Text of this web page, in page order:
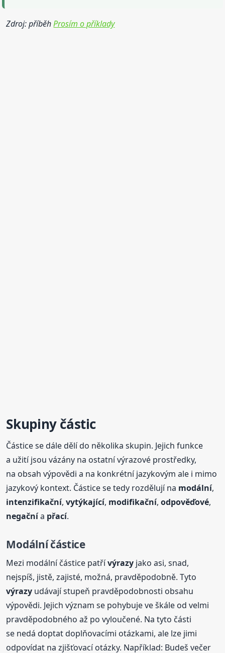
Zdroj: příběhProsím o příklady
Skupiny částic
Částice se dále dělí do několika skupin. Jejich funkce
a užití jsou vázány na ostatní výrazové prostředky,
na obsah výpovědi a na konkrétní jazykovým ale i mimo
jazykový kontext. Částice se tedy rozdělují na modální,
intenzifikační,vytýkající, modifikační,odpověďové,
negačnía přací.
Modální částice
Mezi modální částice patřívýrazy jako asi, snad,
nejspíš, jistě, zajisté, možná, pravděpodobně. Tyto
výrazy udávají stupeň pravděpodobnosti obsahu
výpovědi. Jejich význam se pohybuje ve škále od velmi
pravděpodobného až po vyloučené. Na tyto části
se nedá doptat doplňovacími otázkami, ale lze jimi
odpovídat na zjišťovací otázky. Například: Budeš večer